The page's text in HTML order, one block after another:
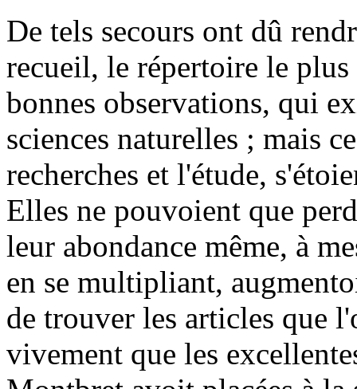
De tels secours ont dû
recueil, le répertoire le
bonnes observations, qui
sciences naturelles ; mais
recherches et l'étude,
Elles ne pouvoient que
leur abondance même, à
en se multipliant,
de trouver les articles que
vivement que les